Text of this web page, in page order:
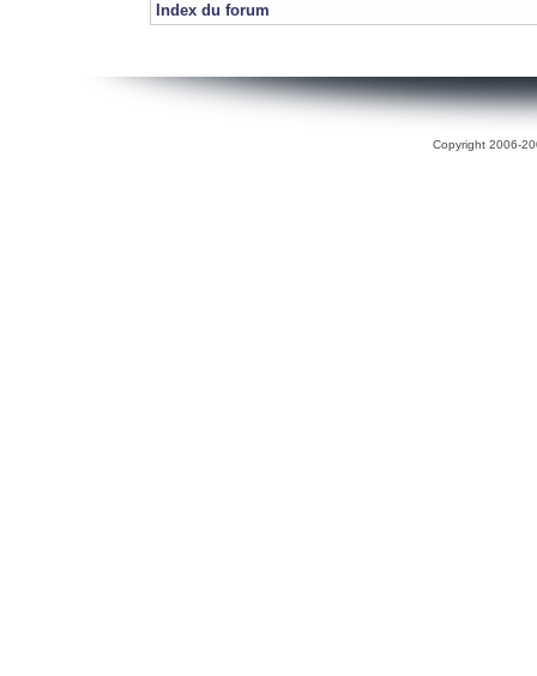
Index du forum
Copyright 2006-